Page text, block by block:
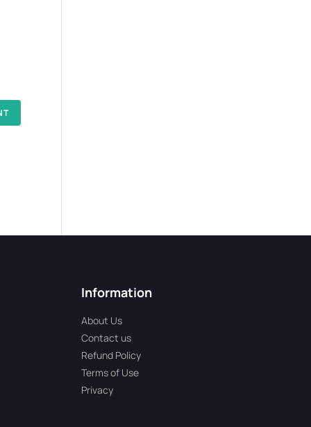
Information
About Us
Contact us
Refund Policy
Terms of Use
Privacy